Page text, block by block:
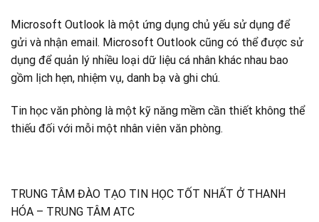
Microsoft Outlook là một ứng dụng chủ yếu sử dụng để
gửi và nhận email. Microsoft Outlook cũng có thể được sử
dụng để quản lý nhiều loại dữ liệu cá nhân khác nhau bao
gồm lịch hẹn, nhiệm vụ, danh bạ và ghi chú.
Tin học văn phòng là một kỹ năng mềm cần thiết không thể
thiếu đối với mỗi một nhân viên văn phòng.
TRUNG TÂM ĐÀO TẠO TIN HỌC TỐT NHẤT Ở THANH
HÓA – TRUNG TÂM ATC